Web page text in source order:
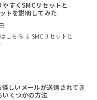
すくSMCリセットと
トを説明してみた
こちら ⇓ SMCリセットと
しいメールが送信されてき
いくつかの方法